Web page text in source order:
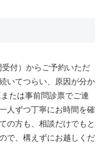
付）からご予約いただ
いてつらい、原因が分か
たは事前問診票でご連
人ずつ丁寧にお時間を確
の方も、相談だけでもと
で、構えずにお越しくだ